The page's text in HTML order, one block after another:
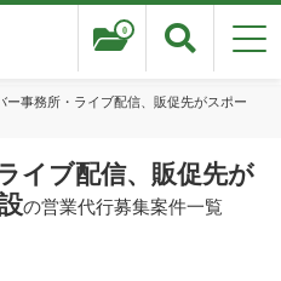
0
ー事務所・ライブ配信、販促先がスポー
イブ配信、販促先が
の営業代行募集案件一覧